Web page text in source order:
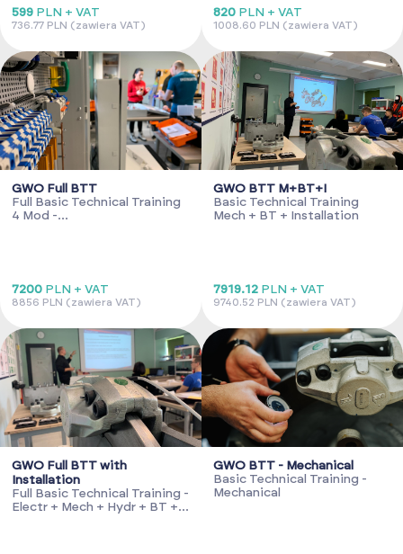
599 PLN + VAT
736.77 PLN (zawiera VAT)
820 PLN + VAT
1008.60 PLN (zawiera VAT)
GWO Full BTT
Full Basic Technical Training
4 Mod -
7200 PLN + VAT
8856 PLN (zawiera VAT)
GWO BTT M+BT+I
Basic Technical Training
Mech + BT + Installation
7919.12 PLN + VAT
9740.52 PLN (zawiera VAT)
GWO Full BTT with
Installation
Full Basic Technical Training -
Electr + Mech + Hydr + BT +
GWO BTT - Mechanical
Basic Technical Training -
Mechanical